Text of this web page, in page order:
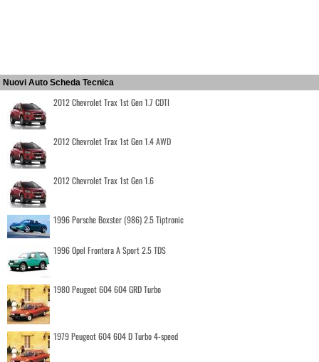
Nuovi Auto Scheda Tecnica
2012 Chevrolet Trax 1st Gen 1.7 CDTI
2012 Chevrolet Trax 1st Gen 1.4 AWD
2012 Chevrolet Trax 1st Gen 1.6
1996 Porsche Boxster (986) 2.5 Tiptronic
1996 Opel Frontera A Sport 2.5 TDS
1980 Peugeot 604 604 GRD Turbo
1979 Peugeot 604 604 D Turbo 4-speed